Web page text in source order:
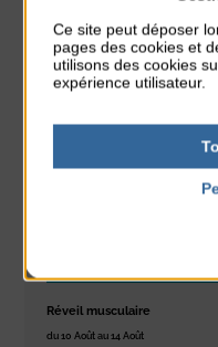
Glisse & Environnement
du 9 Août au 9 Août
Place du Général de Gaulle
Concert
Place du Général de Gaulle
Réveil musculaire
du 10 Août au 14 Août
Ce site peut déposer
pages des cookies et
utilisons des cookies
expérience utilisateur.